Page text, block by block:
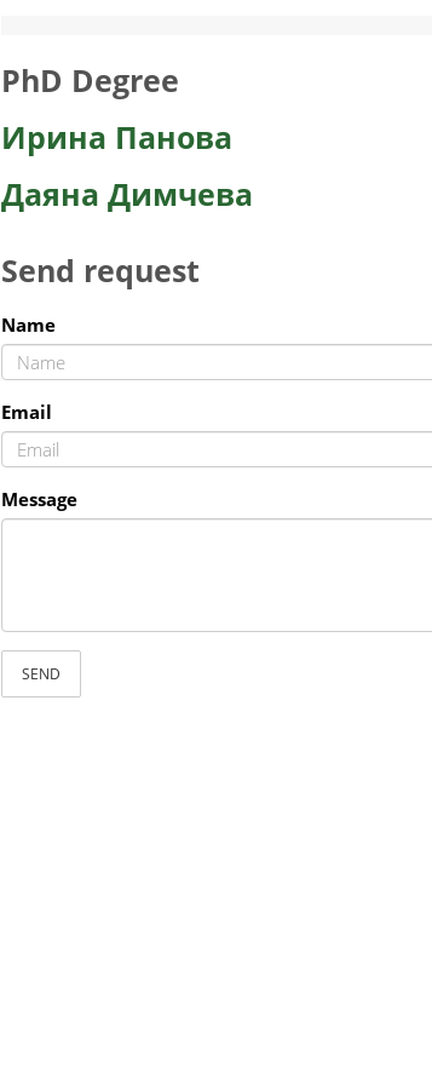
PhD Degree
Ирина Панова
Даяна Димчева
Send request
Name
Email
Message
SEND